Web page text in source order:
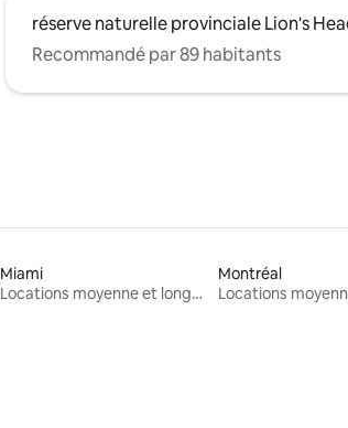
réserve naturelle provinciale Lion's
Recommandé par 89 habitants
Miami
Locations moyenne et longue durée
Montréal